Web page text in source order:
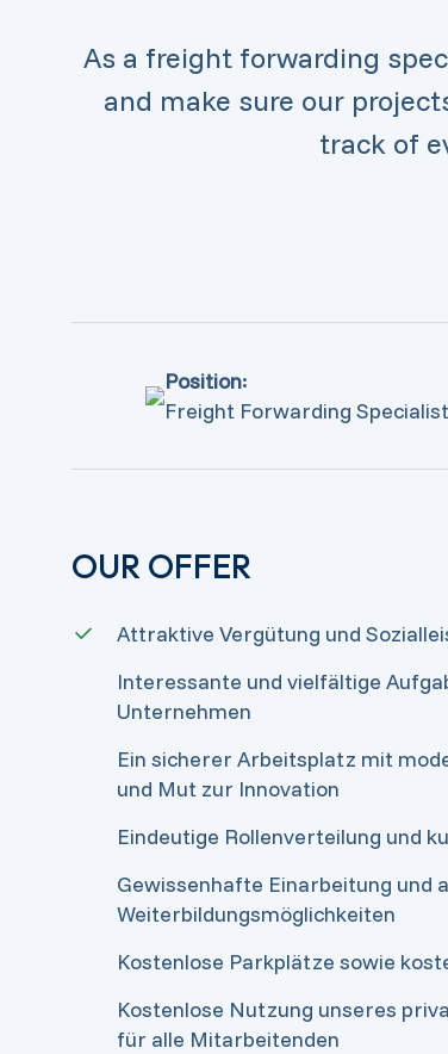
As a freight forwarding
and make sure our
track of
Position:
Freight Forwarding
OUR OFFER
Attraktive Vergütung und
Interessante und vielfältige
Unternehmen
Ein sicherer Arbeitsplatz mit
und Mut zur Innovation
Eindeutige Rollenverteilung und
Gewissenhafte Einarbeitung und
Weiterbildungsmöglichkeiten
Kostenlose Parkplätze sowie
Kostenlose Nutzung unseres
für alle Mitarbeitenden